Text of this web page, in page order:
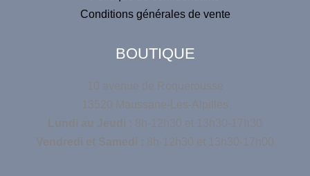
Conditions générales de vente
BOUTIQUE
10 avenue de Roquerousse
13520 Maussane-Les-Alpilles
Lundi au Jeudi : 8h-12h30 et 13h30-17h30
Vendredi et Samedi : 8h-12h30 et 13h30-17h00